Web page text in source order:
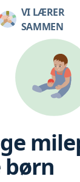
VI LÆRER
SAMMEN
børn